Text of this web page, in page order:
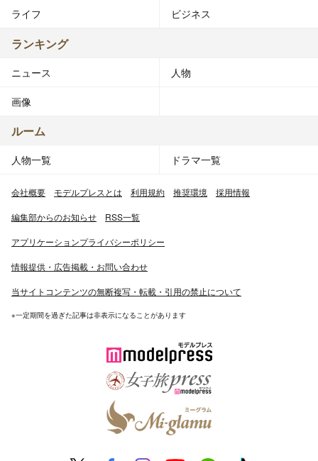
ライフ ビジネス
ランキング
ニュース 人物
画像
ルーム
人物一覧 ドラマ一覧
会社概要 モデルプレスとは 利用規約 推奨環境 採用情報
編集部からのお知らせ RSS一覧
アプリケーションプライバシーポリシー
情報提供・広告掲載・お問い合わせ
当サイトコンテンツの無断複写・転載・引用の禁止について
※一定期間を過ぎた記事は非表示になることがあります